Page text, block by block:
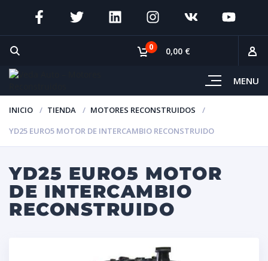
MENU
0 0,00 €
INICIO TIENDA
MOTORES RECONSTRUIDOS
YD25 EURO5 MOTOR DE INTERCAMBIO RECONSTRUIDO
YD25 EURO5 MOTOR
DE INTERCAMBIO
RECONSTRUIDO